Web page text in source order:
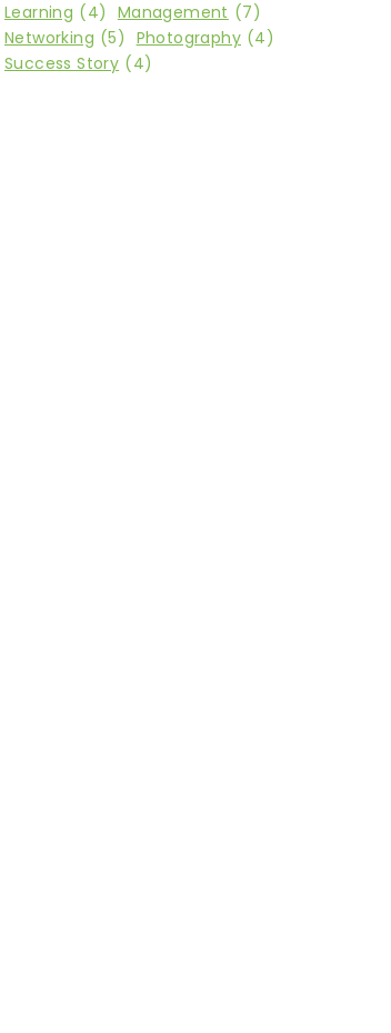
Learning (4) Management (7)
Networking (5) Photography (4)
Success Story (4)